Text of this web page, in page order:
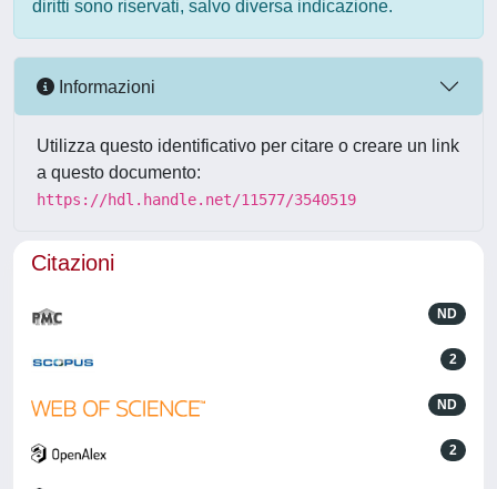
diritti sono riservati, salvo diversa indicazione.
Informazioni
Utilizza questo identificativo per citare o creare un link
a questo documento:
https://hdl.handle.net/11577/3540519
Citazioni
ND
2
ND
2